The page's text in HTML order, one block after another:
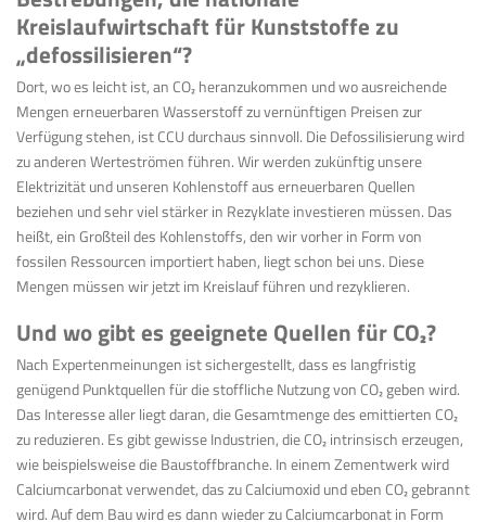
Kreislaufwirtschaft für Kunststoffe zu
„defossilisieren“?
Dort, wo es leicht ist, an CO₂heranzukommen und wo ausreichende
Mengen erneuerbaren Wasserstoff zu vernünftigen Preisen zur
Verfügung stehen, ist CCU durchaus sinnvoll. Die Defossilisierung wird
zu anderen Werteströmen führen. Wir werden zukünftig unsere
Elektrizität und unseren Kohlenstoff aus erneuerbaren Quellen
beziehen und sehr viel stärker in Rezyklate investieren müssen. Das
heißt, ein Großteil des Kohlenstoffs, den wir vorher in Form von
fossilen Ressourcen importiert haben, liegt schon bei uns. Diese
Mengen müssen wir jetzt im Kreislauf führen und rezyklieren.
Und wo gibt es geeignete Quellen für CO₂?
Nach Expertenmeinungen ist sichergestellt, dass es langfristig
genügend Punktquellen für die stoffliche Nutzung von CO₂geben wird.
Das Interesse aller liegt daran, die Gesamtmenge des emittierten CO₂
zu reduzieren. Es gibt gewisse Industrien, die CO₂intrinsisch erzeugen,
wie beispielsweise die Baustoffbranche. In einem Zementwerk wird
Calciumcarbonat verwendet, das zu Calciumoxid und eben CO₂gebrannt
wird. Auf dem Bau wird es dann wieder zu Calciumcarbonat in Form